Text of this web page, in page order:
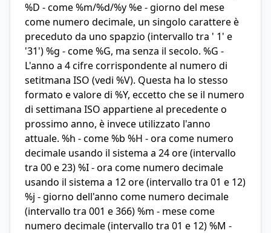
%D - come %m/%d/%y %e - giorno del mese
come numero decimale, un singolo carattere è
preceduto da uno spapzio (intervallo tra ' 1' e
'31') %g - come %G, ma senza il secolo. %G -
L'anno a 4 cifre corrispondente al numero di
setitmana ISO (vedi %V). Questa ha lo stesso
formato e valore di %Y, eccetto che se il numero
di settimana ISO appartiene al precedente o
prossimo anno, è invece utilizzato l'anno
attuale. %h - come %b %H - ora come numero
decimale usando il sistema a 24 ore (intervallo
tra 00 e 23) %I - ora come numero decimale
usando il sistema a 12 ore (intervallo tra 01 e 12)
%j - giorno dell'anno come numero decimale
(intervallo tra 001 e 366) %m - mese come
numero decimale (intervallo tra 01 e 12) %M -